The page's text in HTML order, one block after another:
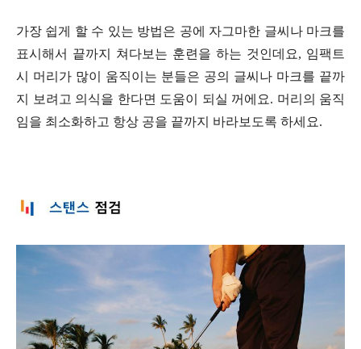
가장 쉽게 할 수 있는 방법은 공에 자그마한 글씨나 마크를
표시해서 끝까지 쳐다보는 훈련을 하는 것인데요, 임팩트
시 머리가 많이 움직이는 분들은 공의 글씨나 마크를 끝까
지 보려고 의식을 한다면 도움이 되실 꺼에요. 머리의 움직
임을 최소화하고 항상 공을 끝까지 바라보도록 하세요.